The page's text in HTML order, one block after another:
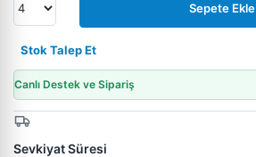
Sepete Ekle
Stok Talep Et
Canlı Destek ve Sipariş
Sevkiyat Süresi